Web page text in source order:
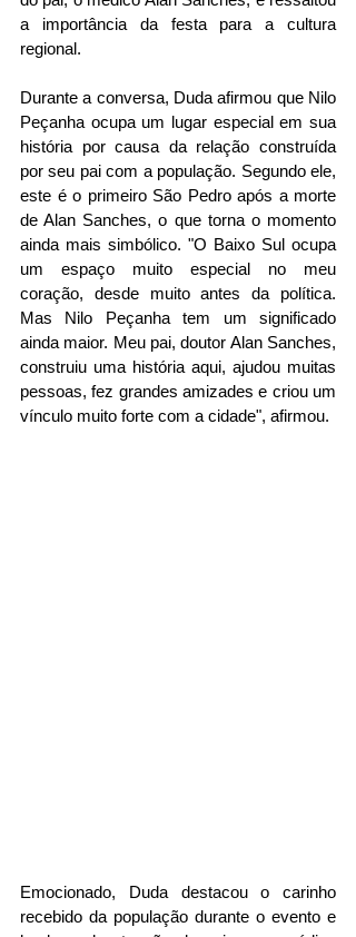
a importância da festa para a cultura
regional.
Durante a conversa, Duda afirmou que Nilo
Peçanha ocupa um lugar especial em sua
história por causa da relação construída
por seu pai com a população. Segundo ele,
este é o primeiro São Pedro após a morte
de Alan Sanches, o que torna o momento
ainda mais simbólico. "O Baixo Sul ocupa
um espaço muito especial no meu
coração, desde muito antes da política.
Mas Nilo Peçanha tem um significado
ainda maior. Meu pai, doutor Alan Sanches,
construiu uma história aqui, ajudou muitas
pessoas, fez grandes amizades e criou um
vínculo muito forte com a cidade", afirmou.
Emocionado, Duda destacou o carinho
recebido da população durante o evento e